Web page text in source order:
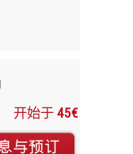
开始于 45€